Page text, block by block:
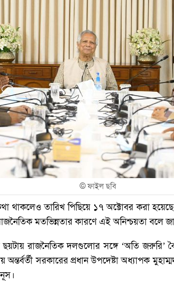
©ফাইল ছবি
থাকলেও তারিখ পিছিয়ে ১৭ অক্টোবর করা
মতভিন্নতার কারণে এই অনিশ্চয়তা বলে
ছয়টায় রাজনৈতিক দলগুলোর সঙ্গে ‘অতি
অন্তর্বর্তী সরকারের প্রধান উপদেষ্টা অধ্যাপক